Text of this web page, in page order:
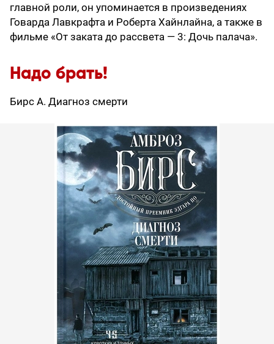
главной роли, он упоминается в произведениях
Говарда Лавкрафта и Роберта Хайнлайна, а также в
фильме «От заката до рассвета — 3: Дочь палача».
Надо брать!
Бирс А. Диагноз смерти